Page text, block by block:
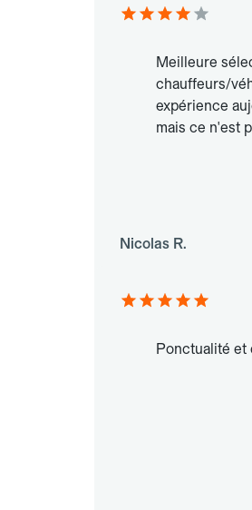
Meilleure
chauffeurs/
expérience
mais ce n'est
Nicolas R.
Ponctualité et